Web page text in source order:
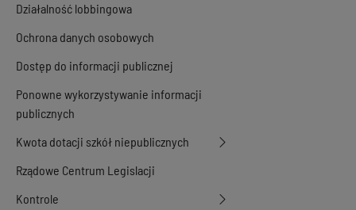
Działalność lobbingowa
Ochrona danych osobowych
Dostęp do informacji publicznej
Ponowne wykorzystywanie informacji
publicznych
Kwota dotacji szkół niepublicznych
Rządowe Centrum Legislacji
Kontrole